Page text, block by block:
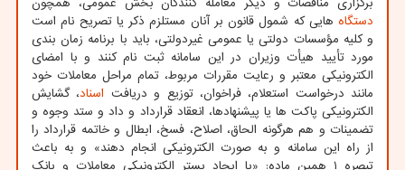
دستگاه هایی که شمول قانون بر آنان مستلزم ذکر یا تصریح نام است
و کلیه مؤسسات دولتی یا عمومی غیردولتی، باید با برنامه زمان بندی
مورد تأیید هیأت وزیران در این سامانه ثبت نام کنند و با امضای
الکترونیکی معتبر و رعایت مقررات مربوط، تمام مراحل معاملات خود
مانند درخواست استعلام، فراخوان، توزیع و دریافت اسناد، گشایش
الکترونیکی پاکت ها یا پیشنهادها، انعقاد قرارداد و داد و ستد وجوه و
تضمینات و هم هرگونه الحاق، اصلاح، فسخ، ابطال و خاتمه قرارداد را
از راه این سامانه و به صورت الکترونیکی انجام دهند» و به باعث
تبصره ۱ همین ماده: «با ایجاد بستر الکترونیکی معاملات و بانک